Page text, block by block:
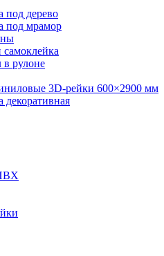
под дерево
под мрамор
рулоне
3D‑рейки 600×2900 мм
декоративная